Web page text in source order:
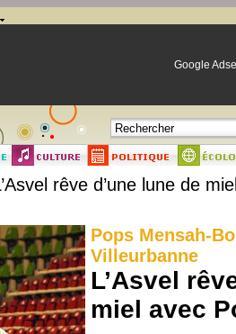
Google
rêve d’une lune de
Pops Mensah-
Villeurbanne
L’Asvel
miel avec